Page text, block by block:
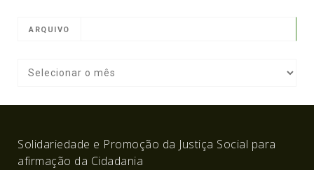
ARQUIVO
Solidariedade e Promoção da Justiça Social para
afirmação da Cidadania